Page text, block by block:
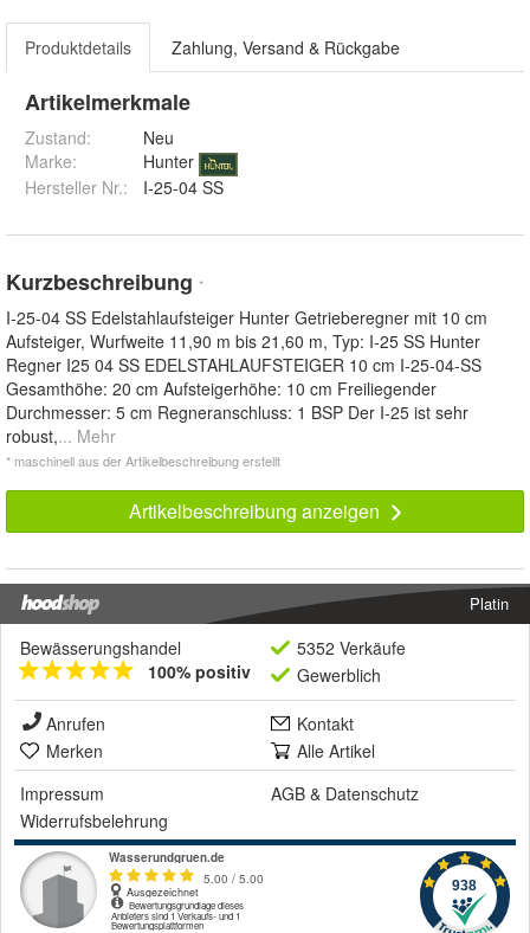
Produktdetails Zahlung, Versand & Rückgabe
Artikelmerkmale
Zustand:
Neu
Marke:
Hunter
Hersteller Nr.:
I-25-04 SS
Kurzbeschreibung *
I-25-04 SS Edelstahlaufsteiger Hunter Getrieberegner mit 10 cm
Aufsteiger, Wurfweite 11,90 m bis 21,60 m, Typ: I-25 SS Hunter
Regner I25 04 SS EDELSTAHLAUFSTEIGER 10 cm I-25-04-SS
Gesamthöhe: 20 cm Aufsteigerhöhe: 10 cm Freiliegender
Durchmesser: 5 cm Regneranschluss: 1 BSP Der I-25 ist sehr
robust,... Mehr
* maschinell aus der Artikelbeschreibung erstellt
Artikelbeschreibung anzeigen
Platin
Bewässerungshandel
100% positiv
5352 Verkäufe
Gewerblich
Anrufen
Kontakt
Merken
Alle Artikel
Impressum
AGB & Datenschutz
Widerrufsbelehrung